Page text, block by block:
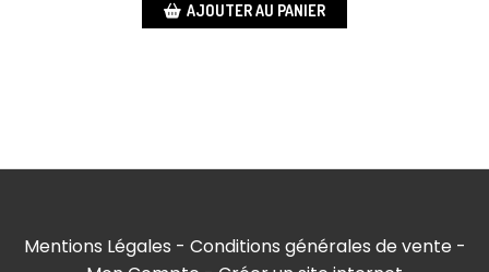
AJOUTER AU PANIER
Mentions Légales
Conditions générales de vente